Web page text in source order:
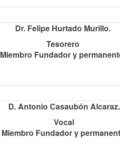
Dr. Felipe Hurtado Murillo.
Tesorero
Miembro Fundador y
D. Antonio Casaubón Alcaraz.
Vocal
Miembro Fundador y